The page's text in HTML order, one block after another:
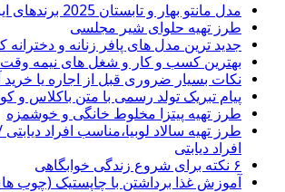
مدل مانتو بهار و تابستان 2025 برندهای ایرانی
طرز تهیه حلوای شیر مجلسی
جدید ترین مدل های پافر زنانه و دخترانه
بهترین کسب و کار و شغل های نیمه
نکات بسیار ضروری قبل از اجاره یا خرید
پیام تبریک تولد رسمی با متن باکلاس و
طرز تهیه پیتزا مخلوط خانگی و خوشمزه
طرز تهیه سالاد لوبیا،مناسب افراد
افراد دیابتی
۶ نکته برای شروع زندگی خوابگاهی
آموزش غذا برداشتن با چاپستیک (چوب